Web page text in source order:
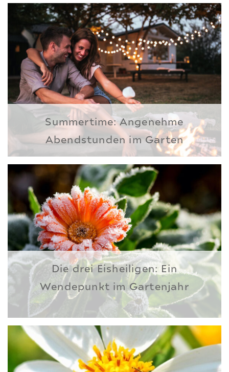
Summertime: Angenehme
Abendstunden im Garten
Die drei Eisheiligen: Ein
Wendepunkt im Gartenjahr